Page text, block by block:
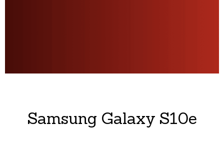
Samsung Galaxy S10e